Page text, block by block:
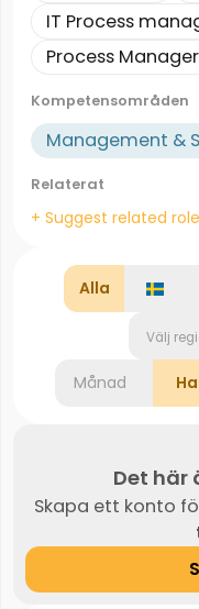
IT Process
Process
Kompetensområden
Management &
Relaterat
+ Suggest related role
Alla
Välj
Månad
Det här
Skapa ett konto